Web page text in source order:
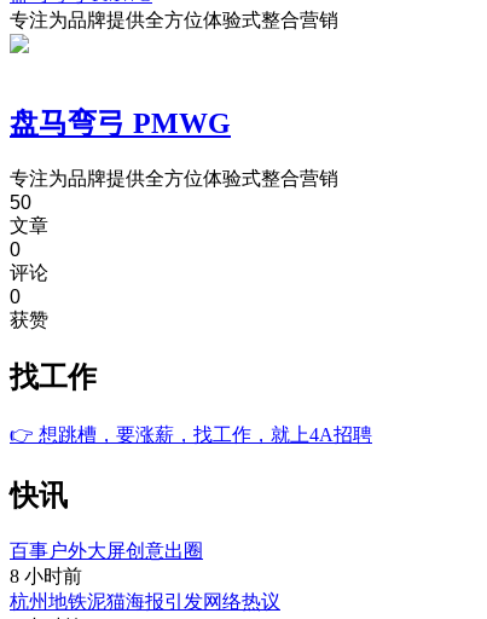
专注为品牌提供全方位体验式整合营销
盘马弯弓 PMWG
专注为品牌提供全方位体验式整合营销
50
文章
0
评论
0
获赞
找工作
👉 想跳槽，要涨薪，找工作，就上4A招聘
快讯
百事户外大屏创意出圈
8 小时前
杭州地铁泥猫海报引发网络热议